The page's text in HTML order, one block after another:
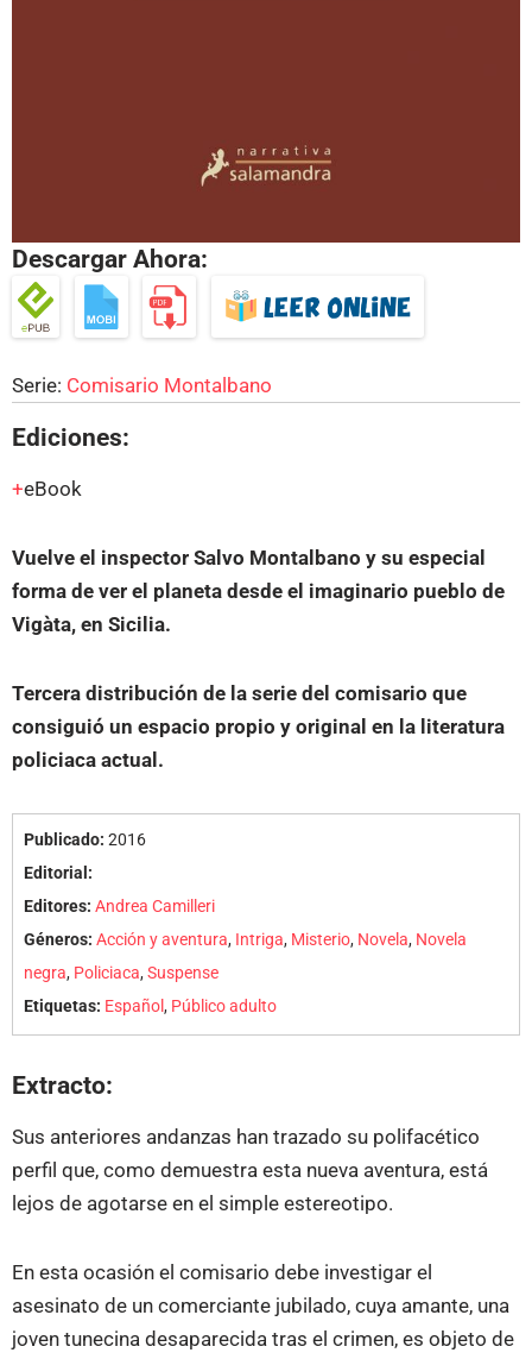
Descargar Ahora:
Serie: Comisario Montalbano
Ediciones:
eBook
Vuelve el inspector Salvo Montalbano y su especial
forma de ver el planeta desde el imaginario pueblo de
Vigàta, en Sicilia.
Tercera distribución de la serie del comisario que
consiguió un espacio propio y original en la literatura
policiaca actual.
Publicado: 2016
Editorial:
Editores: Andrea Camilleri
Géneros: Acción y aventura, Intriga, Misterio, Novela, Novela
negra, Policiaca,Suspense
Etiquetas: Español, Público adulto
Extracto:
Sus anteriores andanzas han trazado su polifacético
perfil que, como demuestra esta nueva aventura, está
lejos de agotarse en el simple estereotipo.
En esta ocasión el comisario debe investigar el
asesinato de un comerciante jubilado, cuya amante, una
joven tunecina desaparecida tras el crimen, es objeto de